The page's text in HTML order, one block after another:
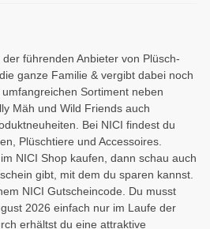
führenden Anbieter von Plüsch-
ganze Familie & vergibt dabei noch
Sortiment neben
Mäh und Wild Friends auch
Bei NICI findest du
Plüschtiere und Accessoires.
NICI Shop kaufen, dann schau auch
gibt, mit dem du sparen kannst.
NICI Gutscheincode. Du musst
2026 einfach nur im Laufe der
erhältst du eine attraktive